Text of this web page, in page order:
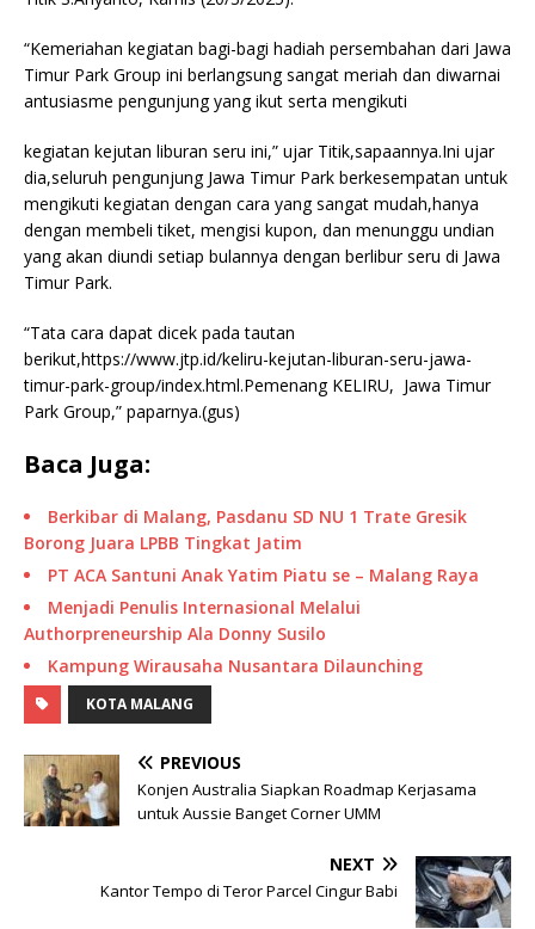
“Kemeriahan kegiatan bagi-bagi hadiah persembahan dari Jawa
Timur Park Group ini berlangsung sangat meriah dan diwarnai
antusiasme pengunjung yang ikut serta mengikuti
kegiatan kejutan liburan seru ini,” ujar Titik,sapaannya.Ini ujar
dia,seluruh pengunjung Jawa Timur Park berkesempatan untuk
mengikuti kegiatan dengan cara yang sangat mudah,hanya
dengan membeli tiket, mengisi kupon, dan menunggu undian
yang akan diundi setiap bulannya dengan berlibur seru di Jawa
Timur Park.
“Tata cara dapat dicek pada tautan
berikut,https://www.jtp.id/keliru-kejutan-liburan-seru-jawa-
timur-park-group/index.html.Pemenang KELIRU, Jawa Timur
Park Group,” paparnya.(gus)
Baca Juga:
Berkibar di Malang, Pasdanu SD NU 1 Trate Gresik
Borong Juara LPBB Tingkat Jatim
PT ACA Santuni Anak Yatim Piatu se – Malang Raya
Menjadi Penulis Internasional Melalui
Authorpreneurship Ala Donny Susilo
Kampung Wirausaha Nusantara Dilaunching
KOTA MALANG
PREVIOUS
Konjen Australia Siapkan Roadmap Kerjasama
untuk Aussie Banget Corner UMM
NEXT
Kantor Tempo di Teror Parcel Cingur Babi